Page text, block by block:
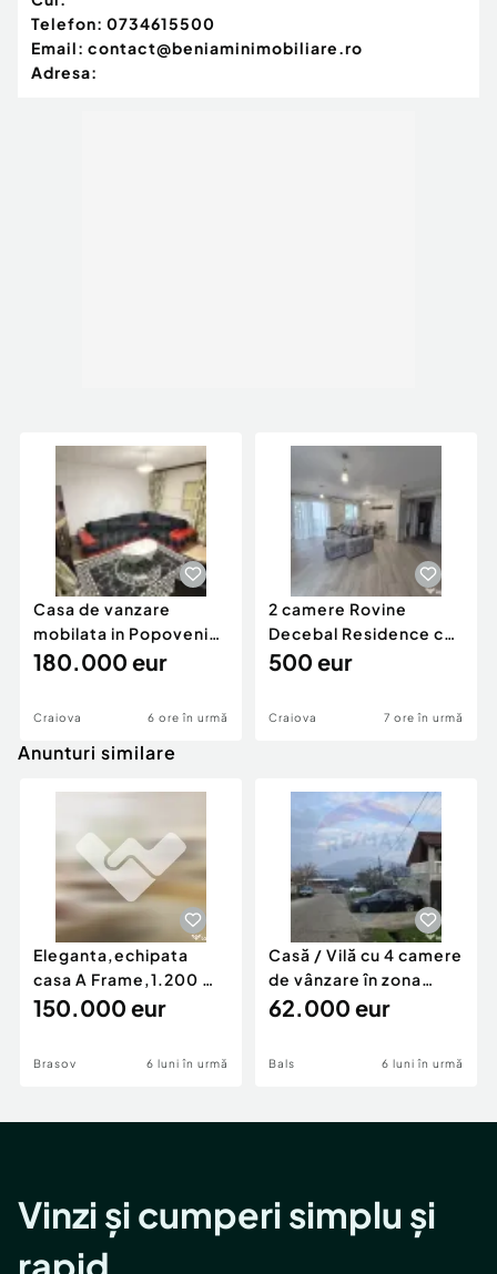
Telefon: 0734615500
Email: contact@beniaminimobiliare.ro
Adresa:
Casa de vanzare
mobilata in Popoveni
an2017 332mp teren
180.000 eur
Craiova 6 ore în urmă
2 camere Rovine
Decebal Residence cu
Centrala-AC-Loc de
500 eur
Craiova 7 ore în urmă
Anunturi similare
Eleganta,echipata
casa A Frame,1.200 mp
teren,deschidere Pia
150.000 eur
Brasov 6 luni în urmă
Casă / Vilă cu 4 camere
de vânzare în zona
Periferie
62.000 eur
Bals 6 luni în urmă
Vinzi și cumperi simplu și